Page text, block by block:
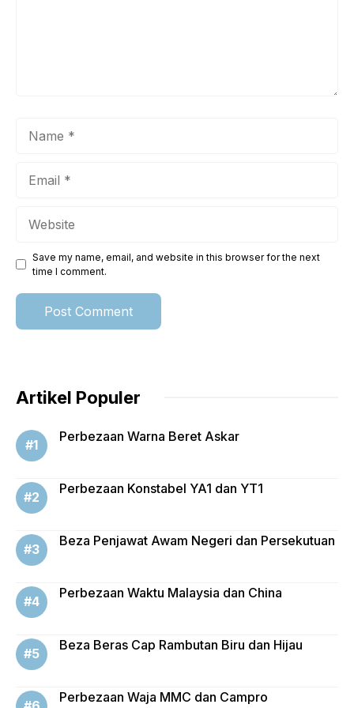
Save my name, email, and website in this browser for the next
time I comment.
Artikel Populer
Perbezaan Warna Beret Askar
Perbezaan Konstabel YA1 dan YT1
Beza Penjawat Awam Negeri dan Persekutuan
Perbezaan Waktu Malaysia dan China
Beza Beras Cap Rambutan Biru dan Hijau
Perbezaan Waja MMC dan Campro